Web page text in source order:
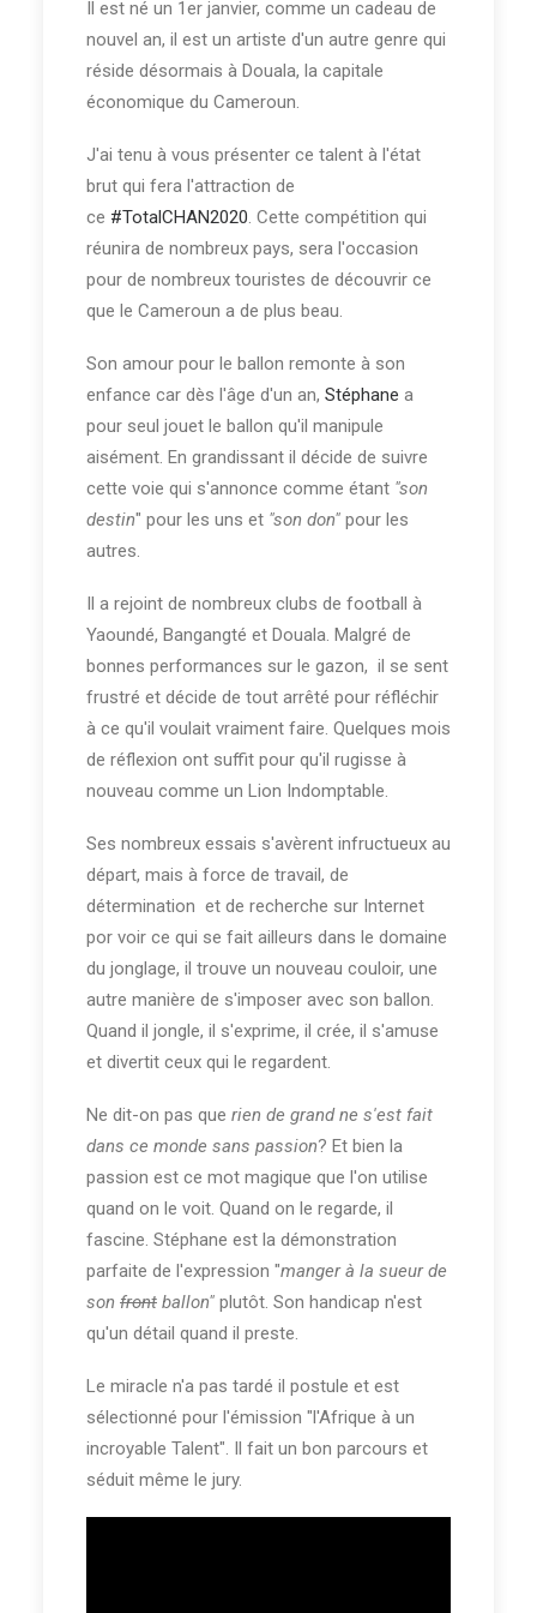
sont défendus en disant que la première
mascotte était inachevée donc n'était qu'un
prototype. Nous les avions écouté mais
n'étions pas convaincus. Il a fallu donc
attendre le 17 février 2020 lors de la
cérémonie du tirage au sort du CHAN 2020 au
palais des sports pour être rassurés. C'était la
chose primordiale que nous voulions voir (moi
en premier) lors de cette soirée. Au moment
de l'exécution de l'hymne du CHAN, il est
La Nouvelle Mascotte Tara Toss Tass
Il est apparu plus beau, plus sympathique, en
tel animal? Et les fans ne se sont pas fait
Il est né un 1er janvier, comme un cadeau de
nouvel an, il est un artiste d'un autre genre qui
réside désormais à Douala, la capitale
économique du Cameroun.
J'ai tenu à vous présenter ce talent à l'état
brut qui fera l'attraction de
ce #TotalCHAN2020. Cette compétition qui
réunira de nombreux pays, sera l'occasion
pour de nombreux touristes de découvrir ce
que le Cameroun a de plus beau.
Son amour pour le ballon remonte à son
enfance car dès l'âge d'un an, Stéphane a
pour seul jouet le ballon qu'il manipule
aisément. En grandissant il décide de suivre
cette voie qui s'annonce comme étant "son
destin" pour les uns et "son don" pour les
autres.
Il a rejoint de nombreux clubs de football à
Yaoundé, Bangangté et Douala. Malgré de
bonnes performances sur le gazon, il se sent
frustré et décide de tout arrêté pour réfléchir
à ce qu'il voulait vraiment faire. Quelques mois
de réflexion ont suffit pour qu'il rugisse à
nouveau comme un Lion Indomptable.
Ses nombreux essais s'avèrent infructueux au
départ, mais à force de travail, de
détermination et de recherche sur Internet
por voir ce qui se fait ailleurs dans le domaine
du jonglage, il trouve un nouveau couloir, une
autre manière de s'imposer avec son ballon.
Quand il jongle, il s'exprime, il crée, il s'amuse
et divertit ceux qui le regardent.
Ne dit-on pas que rien de grand ne s'est fait
dans ce monde sans passion? Et bien la
passion est ce mot magique que l'on utilise
quand on le voit. Quand on le regarde, il
fascine. Stéphane est la démonstration
parfaite de l'expression "manger à la sueur de
son front ballon" plutôt. Son handicap n'est
qu'un détail quand il preste.
Le miracle n'a pas tardé il postule et est
sélectionné pour l'émission "l'Afrique à un
incroyable Talent". Il fait un bon parcours et
séduit même le jury.